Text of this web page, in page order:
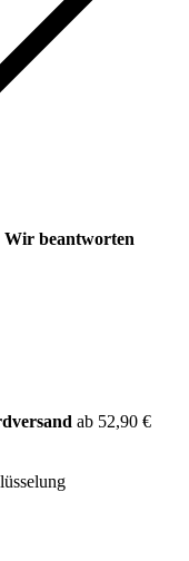
Wir beantworten
ab 52,90 €